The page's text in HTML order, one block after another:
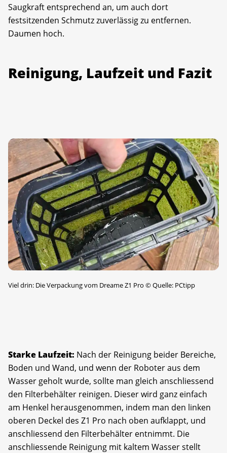
Saugkraft entsprechend an, um auch dort
festsitzenden Schmutz zuverlässig zu entfernen.
Daumen hoch.
Reinigung, Laufzeit und Fazit
Viel drin: Die Verpackung vom Dreame Z1 Pro ©Quelle: PCtipp
Starke Laufzeit: Nach der Reinigung beider Bereiche,
Boden und Wand, und wenn der Roboter aus dem
Wasser geholt wurde, sollte man gleich anschliessend
den Filterbehälter reinigen. Dieser wird ganz einfach
am Henkel herausgenommen, indem man den linken
oberen Deckel des Z1 Pro nach oben aufklappt, und
anschliessend den Filterbehälter entnimmt. Die
anschliessende Reinigung mit kaltem Wasser stellt